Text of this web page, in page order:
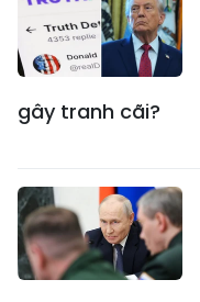
gây tranh cãi?